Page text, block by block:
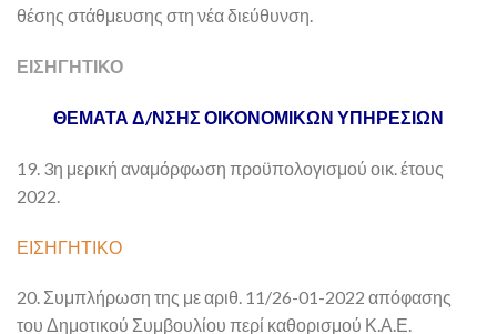
θέσης στάθμευσης στη νέα διεύθυνση.
ΕΙΣΗΓΗΤΙΚΟ
ΘΕΜΑΤΑ Δ/ΝΣΗΣ ΟΙΚΟΝΟΜΙΚΩΝ ΥΠΗΡΕΣΙΩΝ
19. 3η μερική αναμόρφωση προϋπολογισμού οικ. έτους
2022.
ΕΙΣΗΓΗΤΙΚΟ
20. Συμπλήρωση της με αριθ. 11/26-01-2022 απόφασης
του Δημοτικού Συμβουλίου περί καθορισμού Κ.Α.Ε.